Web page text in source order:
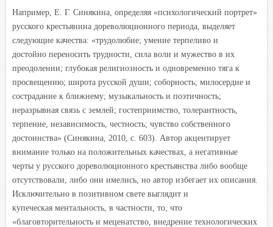
Например, Е. Г. Синякина, определяя «психологический портрет»
русского крестьянина дореволюционного периода, выделяет
следующие качества: «трудолюбие; умение терпеливо и
достойно переносить трудности, сила воли и мужество в их
преодолении; глубокая религиозность и одновременно тяга к
просвещению; широта русской души; соборность; милосердие и
сострадание к ближнему; музыкальность и поэтичность;
неразрывная связь с землей; гостеприимство, толерантность,
терпение, независимость, честность; чувство собственного
достоинства» (Синякина, 2010, с. 603). Автор акцентирует
внимание только на положительных качествах, а негативные
черты у русского дореволюционного крестьянства либо вообще
отсутствовали, либо они имелись, но автор избегает их описания.
Исключительно в позитивном свете выглядит и
купеческая ментальность, в частности, то, что
«благовторительность и меценатство, внедрение технологических